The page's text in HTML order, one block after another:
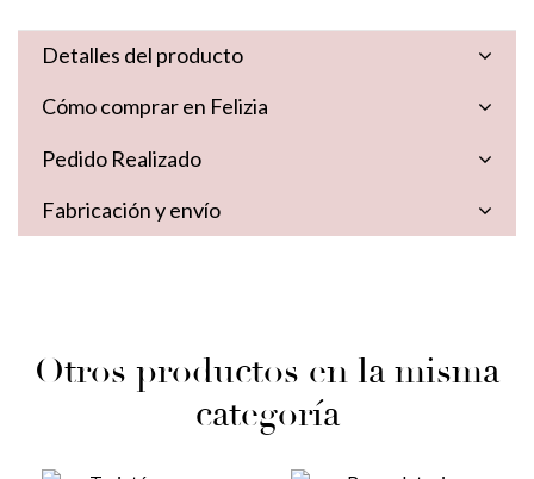
Detalles del producto
Cómo comprar en Felizia
Pedido Realizado
Fabricación y envío
Otros productos en la misma
categoría